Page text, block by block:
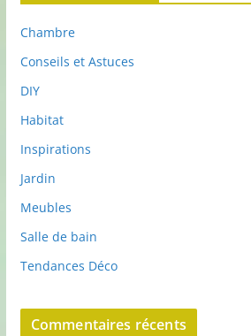
Chambre
Conseils et Astuces
DIY
Habitat
Inspirations
Jardin
Meubles
Salle de bain
Tendances Déco
Commentaires récents